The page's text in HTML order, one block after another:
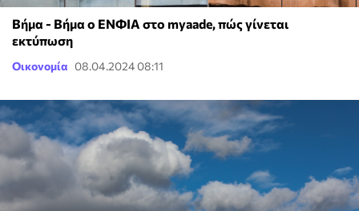
Βήμα - Βήμα ο ΕΝΦΙΑ στο myaade, πώς γίνεται
εκτύπωση
Οικονομία 08.04.2024 08:11